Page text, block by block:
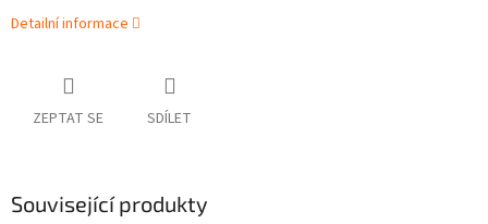
Detailní informace
ZEPTAT SE SDÍLET
Související produkty